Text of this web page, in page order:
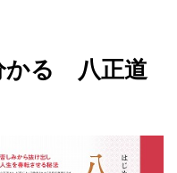
かる 八正道